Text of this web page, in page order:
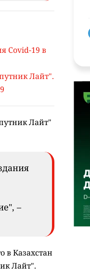
Covid-19 в
Лайт".
Лайт"
–
в Казахстан
Лайт".